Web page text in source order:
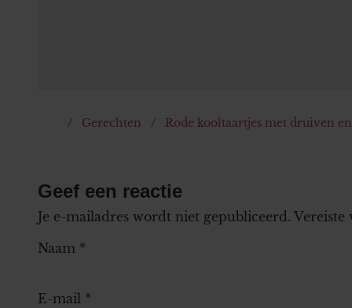
Gerechten Rode kooltaartjes met druiven
Geef een reactie
Je e-mailadres wordt niet gepubliceerd. Vereiste
Naam *
E-mail *